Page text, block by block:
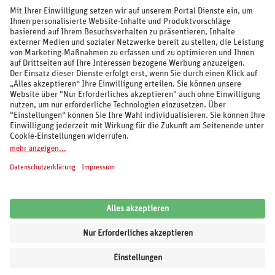
SOCIAL MEDIA
REISEVERANSTALTER UND MARKEN
© 2026 REWE Reisen
Impressum
AGB Cookie-Einstellungen
Datenschutz
Unsere Inhalte: Standards und Meldung
Kundenbewertung:4,62 von5Sternen auf Grundlage von